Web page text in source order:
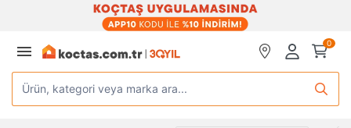
0
Ürün, kategori veya marka ara...